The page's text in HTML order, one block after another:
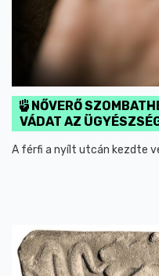
NŐVERŐ
VÁDAT AZ
A férfi a nyílt utcán kezdte